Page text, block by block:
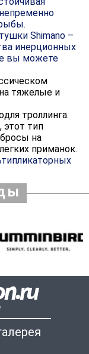
Shimano –
инерционных
вы можете
тяжелые и
троллинга.
этот тип
на
приманок.